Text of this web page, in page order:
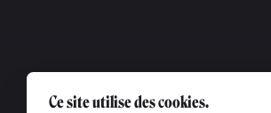
Ce site utilise des cookies.